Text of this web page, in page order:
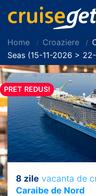
Home Croaziere
Seas (15-11-2026 >
PRET REDUS!
8 zile vacanta de
Caraibe de Nord